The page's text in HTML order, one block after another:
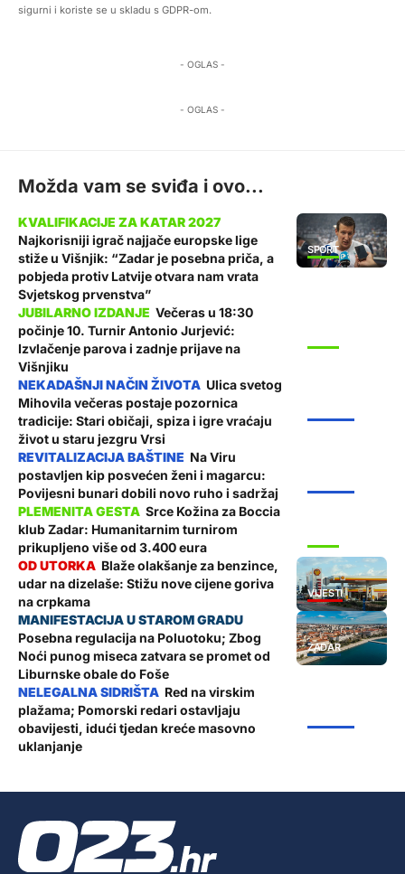
sigurni i koriste se u skladu s GDPR-om.
- OGLAS -
- OGLAS -
Možda vam se sviđa i ovo...
SPORT
Najkorisniji igrač najjače europske lige
stiže u Višnjik: “Zadar je posebna priča, a
pobjeda protiv Latvije otvara nam vrata
Svjetskog prvenstva”
Večeras u 18:30
počinje 10. Turnir Antonio Jurjević:
Izvlačenje parova i zadnje prijave na
Višnjiku
Ulica svetog
Mihovila večeras postaje pozornica
tradicije: Stari običaji, spiza i igre vraćaju
život u staru jezgru Vrsi
Na Viru
postavljen kip posvećen ženi i magarcu:
Povijesni bunari dobili novo ruho i sadržaj
Srce Kožina za Boccia
klub Zadar: Humanitarnim turnirom
prikupljeno više od 3.400 eura
VIJESTI
Blaže olakšanje za benzince,
udar na dizelaše: Stižu nove cijene goriva
na crpkama
ZADAR
Posebna regulacija na Poluotoku; Zbog
Noći punog miseca zatvara se promet od
Liburnske obale do Foše
Red na virskim
plažama; Pomorski redari ostavljaju
obavijesti, idući tjedan kreće masovno
uklanjanje